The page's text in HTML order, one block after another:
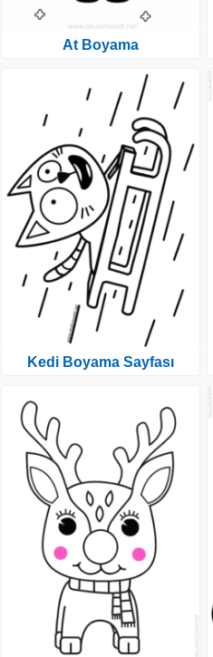
At Boyama
Kedi Boyama Sayfası